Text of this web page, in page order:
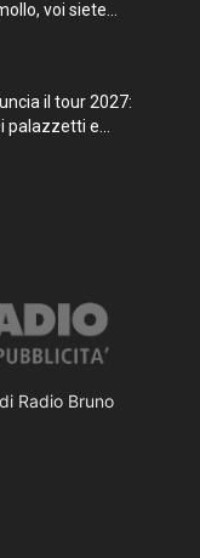
voi siete...
il tour 2027:
palazzetti e...
Radio Bruno